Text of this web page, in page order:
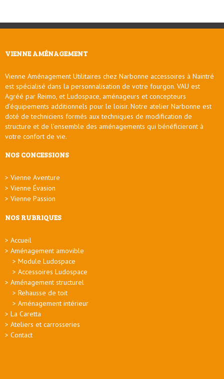
VIENNE AMÉNAGEMENT
Vienne Aménagement Utilitaires chez Narbonne accessoires à Naintré
est spécialisé dans la personnalisation de votre fourgon. VAU est
Agréé par Reimo, et Ludospace, aménageurs et concepteurs
d’équipements additionnels pour le loisir. Notre atelier Narbonne est
doté de techniciens formés aux techniques de modification de
structure et de l’ensemble des aménagements qui bénéficieront à
votre confort de vie.
NOS CONCESSIONS
Vienne Aventure
Vienne Évasion
Vienne Passion
NOS RUBRIQUES
Accueil
Aménagement amovible
Module Ludospace
Accessoires Ludospace
Aménagement structurel
Rehausse de toit
Aménagement intérieur
La Caretta
Ateliers et carrosseries
Contact